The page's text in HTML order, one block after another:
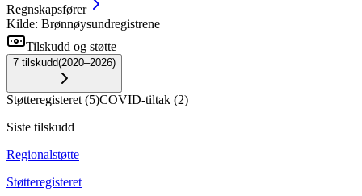
Regnskapsfører
Kilde: Brønnøysundregistrene
Tilskudd og støtte
7 tilskudd(2020–2026)
Støtteregisteret (5)COVID-tiltak (2)
Siste tilskudd
Regionalstøtte
Støtteregisteret